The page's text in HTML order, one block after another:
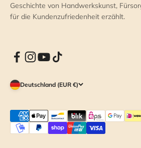
Geschichte von Handwerkskunst,
für die Kundenzufriedenheit erzählt.
Deutschland (EUR €)